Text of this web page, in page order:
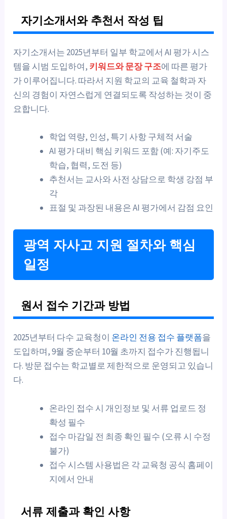
자기소개서와 추천서 작성 팁
자기소개서는 2025년부터 일부 학교에서 AI 평가 시스
템을 시범 도입하여, 키워드와 문장 구조에 따른 평가
가 이루어집니다. 따라서 지원 학교의 교육 철학과 자
신의 경험이 자연스럽게 연결되도록 작성하는 것이 중
요합니다.
학업 역량, 인성, 특기 사항 구체적 서술
AI 평가 대비 핵심 키워드 포함 (예: 자기주도
학습, 협력, 도전 등)
추천서는 교사와 사전 상담으로 학생 강점 부
각
표절 및 과장된 내용은 AI 평가에서 감점 요인
광역 자사고 지원 절차와 핵심
일정
원서 접수 기간과 방법
2025년부터 다수 교육청이 온라인 전용 접수 플랫폼을
도입하며, 9월 중순부터 10월 초까지 접수가 진행됩니
다. 방문 접수는 학교별로 제한적으로 운영되고 있습니
다.
온라인 접수 시 개인정보 및 서류 업로드 정
확성 필수
접수 마감일 전 최종 확인 필수 (오류 시 수정
불가)
접수 시스템 사용법은 각 교육청 공식 홈페이
지에서 안내
서류 제출과 확인 사항